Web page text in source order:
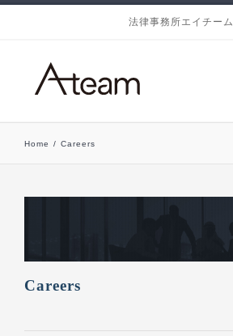
法律事務所エイチーム
Home / Careers
Careers